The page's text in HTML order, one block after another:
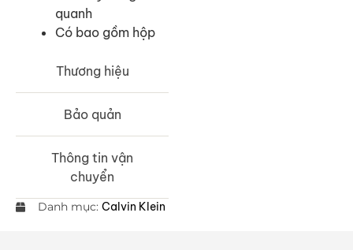
Thương hiệu
Bảo quản
Thông tin vận
chuyển
quanh
Có bao gồm hộp
Danh mục: Calvin Klein